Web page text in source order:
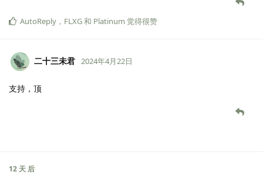
AutoReply ， FLXG和 Platinum 觉得很赞
二十三未君 2024年4月22日
支持，顶
12 天 后